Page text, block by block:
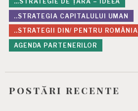
..STRATEGIA CAPITALULUI UMAN
..STRATEGII DIN/ PENTRU ROMÂNIA
AGENDA PARTENERILOR
postări recente